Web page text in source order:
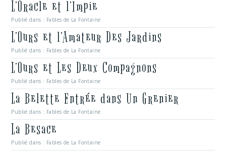
L’Oracle et l’Impie
Publié dans : Fables de La Fontaine
L’Ours et l’Amateur Des Jardins
Publié dans : Fables de La Fontaine
L’Ours et Les Deux Compagnons
Publié dans : Fables de La Fontaine
La Belette Entrée dans Un Grenier
Publié dans : Fables de La Fontaine
La Besace
Publié dans : Fables de La Fontaine